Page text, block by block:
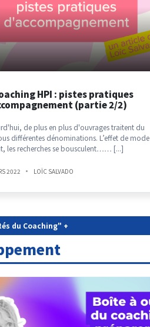
HPI : pistes pratiques
(partie 2/2)
de plus en plus d'ouvrages traitent du
différentes dénominations. L’effet de mode
les recherches se bousculent…… [...]
2022 LOÏC SALVADO
du Coaching" +